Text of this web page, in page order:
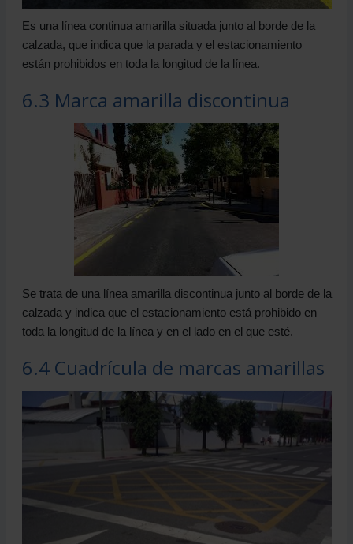
Es una línea continua amarilla situada junto al borde de la
calzada, que indica que la parada y el estacionamiento
están prohibidos en toda la longitud de la línea.
6.3 Marca amarilla discontinua
Se trata de una línea amarilla discontinua junto al borde de la
calzada y indica que el estacionamiento está prohibido en
toda la longitud de la línea y en el lado en el que esté.
6.4 Cuadrícula de marcas amarillas